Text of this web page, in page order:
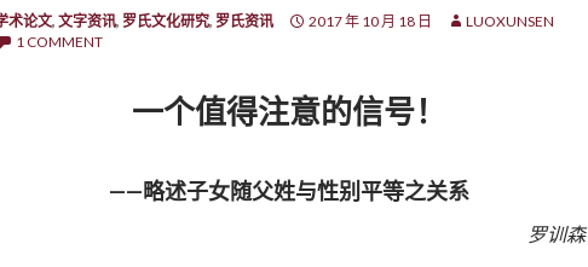
术论文, 文字资讯, 罗氏文化研究, 罗氏资讯 2017 年 10 月 18 日
LUOXUNSEN
1 COMMENT
一个值得注意的信号！
——略述子女随父姓与性别平等之关系
罗训森